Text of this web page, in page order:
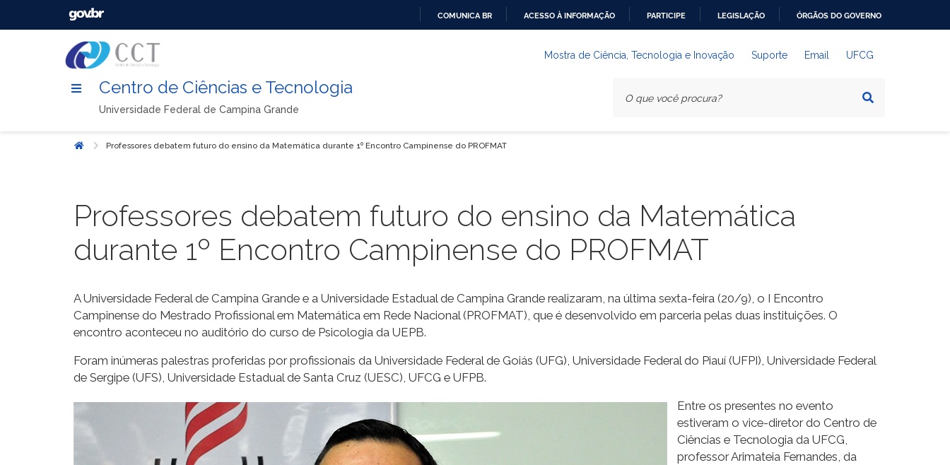
COMUNICA BR ACESSO À INFORMAÇÃO PARTICIPE LEGISLAÇÃO ÓRGÃOS DO GOVERNO
Mostra de Ciência, Tecnologia e Inovação Suporte Email UFCG
Centro de Ciências e Tecnologia
Universidade Federal de Campina Grande
Início Professores debatem futuro do ensino da Matemática durante 1º Encontro Campinense do PROFMAT
Professores debatem futuro do ensino da Matemática
durante 1º Encontro Campinense do PROFMAT
A Universidade Federal de Campina Grande e a Universidade Estadual de Campina Grande realizaram, na última sexta-feira (20/9), o I Encontro
Campinense do Mestrado Profissional em Matemática em Rede Nacional (PROFMAT), que é desenvolvido em parceria pelas duas instituições. O
encontro aconteceu no auditório do curso de Psicologia da UEPB.
Foram inúmeras palestras proferidas por profissionais da Universidade Federal de Goiás (UFG), Universidade Federal do Piauí (UFPI), Universidade Federal
de Sergipe (UFS), Universidade Estadual de Santa Cruz (UESC), UFCG e UFPB.
Entre os presentes no evento
estiveram o vice-diretor do Centro de
Ciências e Tecnologia da UFCG,
professor Arimateia Fernandes, da